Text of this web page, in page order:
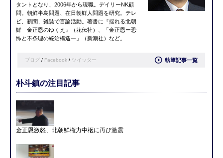
タントとなり、2006年から現職。デイリーNK顧
問。朝鮮半島問題、在日朝鮮人問題を研究。テレ
ビ、新聞、雑誌で言論活動。著書に『揺れる北朝
鮮 金正恩のゆくえ 』（花伝社）、「金正恩ー恐
怖と不条理の統治構造ー」（新潮社）など。
ブログ / Facebook / ツイッター 執筆記事一覧
朴斗鎮の注目記事
金正恩激怒、北朝鮮権力中枢に再び激震